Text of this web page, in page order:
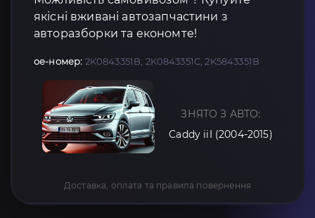
якісні вживані автозапчастини з
авторазборки та економте!
oe-номер: 2K0843351B, 2K0843351C, 2K5843351B
ЗНЯТО З АВТО:
Caddy iiI (2004-2015)
Доставка, оплата та правила повернення